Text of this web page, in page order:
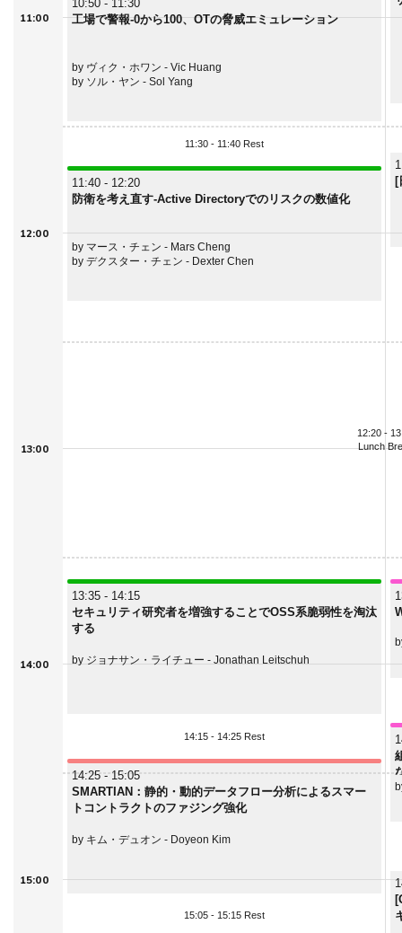
11:00
12:00
13:00
14:00
15:00
10:50 - 11:30
工場で警報-0から100、OTの脅威エミュレーション
by ヴィク・ホワン - Vic Huang
by ソル・ヤン - Sol Yang
11:30 - 11:40 Rest
11:40 - 12:20
防衛を考え直す-Active Directoryでのリスクの数値化
by マース・チェン - Mars Cheng
by デクスター・チェン - Dexter Chen
12:20 -
Lunch
13:35 - 14:15
セキュリティ研究者を増強することでOSS系脆弱性を淘汰
する
by ジョナサン・ライチュー - Jonathan Leitschuh
14:15 - 14:25 Rest
14:25 - 15:05
SMARTIAN：静的・動的データフロー分析によるスマー
トコントラクトのファジング強化
by キム・デュオン - Doyeon Kim
15:05 - 15:15 Rest
[